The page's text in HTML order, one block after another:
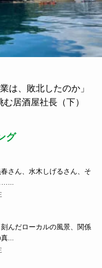
は、敗北したのか」
居酒屋社長（下）
グ
さん、水木しげるさん、そ
んだローカルの風景、関係
...